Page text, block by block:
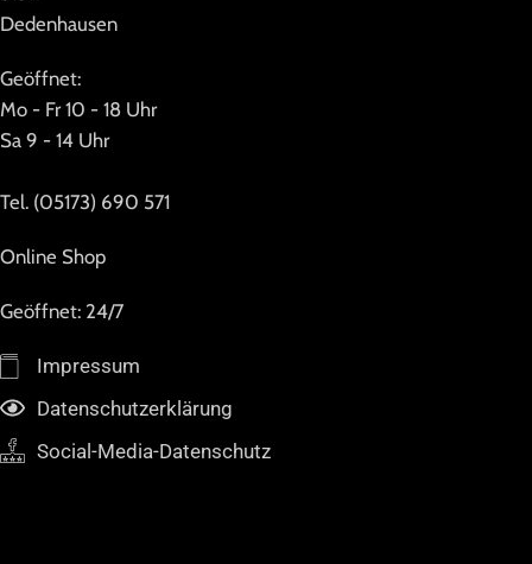
Dedenhausen
Geöffnet:
Mo - Fr 10 - 18 Uhr
Sa 9 - 14 Uhr
Tel. (05173) 690 571
Online Shop
Geöffnet: 24/7
Impressum
Datenschutzerklärung
Social-Media-Datenschutz